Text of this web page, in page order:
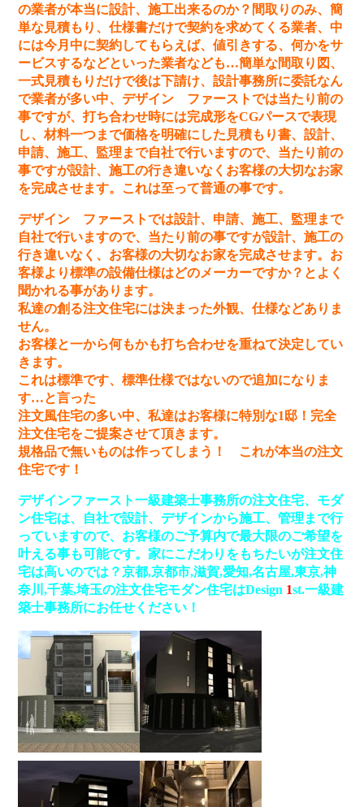
の業者が本当に設計、施工出来るのか？間取りのみ、簡
単な見積もり、仕様書だけで契約を求めてくる業者、中
には今月中に契約してもらえば、値引きする、何かをサ
ービスするなどといった業者なども…簡単な間取り図、
一式見積もりだけで後は下請け、設計事務所に委託なん
で業者が多い中、デザイン ファーストでは当たり前の
事ですが、打ち合わせ時には完成形をCGパースで表現
し、材料一つまで価格を明確にした見積もり書、設計、
申請、施工、監理まで自社で行いますので、当たり前の
事ですが設計、施工の行き違いなくお客様の大切なお家
を完成させます。これは至って普通の事です。
デザイン ファーストでは設計、申請、施工、監理まで
自社で行いますので、当たり前の事ですが設計、施工の
行き違いなく、お客様の大切なお家を完成させます。お
客様より標準の設備仕様はどのメーカーですか？とよく
聞かれる事があります。
私達の創る注文住宅には決まった外観、仕様などありま
せん。
お客様と一から何もかも打ち合わせを重ねて決定してい
きます。
これは標準です、標準仕様ではないので追加になりま
す…と言った
注文風住宅の多い中、私達はお客様に特別な1邸！完全
注文住宅をご提案させて頂きます。
規格品で無いものは作ってしまう！ これが本当の注文
住宅です！
デザインファースト一級建築士事務所の注文住宅、モダ
ン住宅は、自社で設計、デザインから施工、管理まで行
っていますので、お客様のご予算内で最大限のご希望を
叶える事も可能です。家にこだわりをもちたいが注文住
宅は高いのでは？京都,京都市,滋賀,愛知,名古屋,東京,神
奈川,千葉,埼玉の注文住宅モダン住宅はDesign 1st.一級建
築士事務所にお任せください！